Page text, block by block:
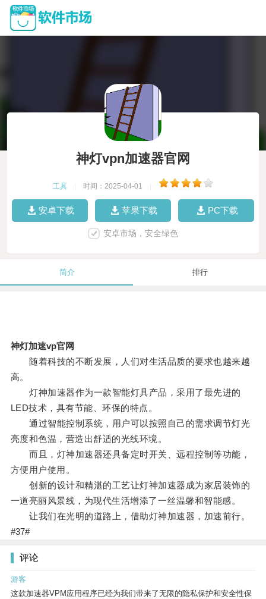
神灯vpn加速器官网
工具 时间：2025-04-01
安卓下载 苹果下载 PC下载
安卓市场，安全绿色
简介 排行
神灯加速vp官网
随着科技的不断发展，人们对生活品质的要求也越来越
高。
灯神加速器作为一款智能灯具产品，采用了最先进的
LED技术，具有节能、环保的特点。
通过智能控制系统，用户可以按照自己的需求调节灯光
亮度和色温，营造出舒适的光线环境。
而且，灯神加速器还具备定时开关、远程控制等功能，
方便用户使用。
创新的设计和精湛的工艺让灯神加速器成为家居装饰的
一道亮丽风景线，为现代生活增添了一丝温馨和智能感。
让我们在光明的道路上，借助灯神加速器，加速前行。
#37#
评论
游客
这款加速器VPM应用程序已经为我们带来了无限的隐私保护和安全性保